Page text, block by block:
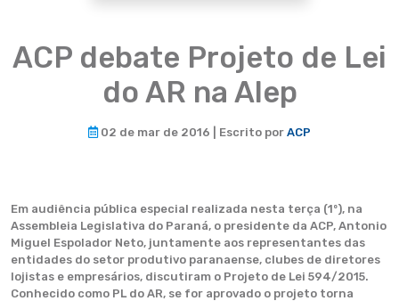
ACP debate Projeto de Lei
do AR na Alep
02 de mar de 2016 | Escrito por ACP
Em audiência pública especial realizada nesta terça (1º), na
Assembleia Legislativa do Paraná, o presidente da ACP, Antonio
Miguel Espolador Neto, juntamente aos representantes das
entidades do setor produtivo paranaense, clubes de diretores
lojistas e empresários, discutiram o Projeto de Lei 594/2015.
Conhecido como PL do AR, se for aprovado o projeto torna